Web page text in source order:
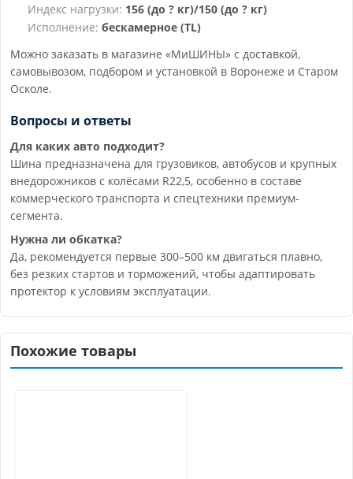
Индекс нагрузки: 156 (до ? кг)/150 (до ? кг)
Исполнение: бескамерное (TL)
Можно заказать в магазине «МиШИНЫ» с доставкой,
самовывозом, подбором и установкой в Воронеже и Старом
Осколе.
Вопросы и ответы
Для каких авто подходит?
Шина предназначена для грузовиков, автобусов и крупных
внедорожников с колёсами R22,5, особенно в составе
коммерческого транспорта и спецтехники премиум-
сегмента.
Нужна ли обкатка?
Да, рекомендуется первые 300–500 км двигаться плавно,
без резких стартов и торможений, чтобы адаптировать
протектор к условиям эксплуатации.
Похожие товары